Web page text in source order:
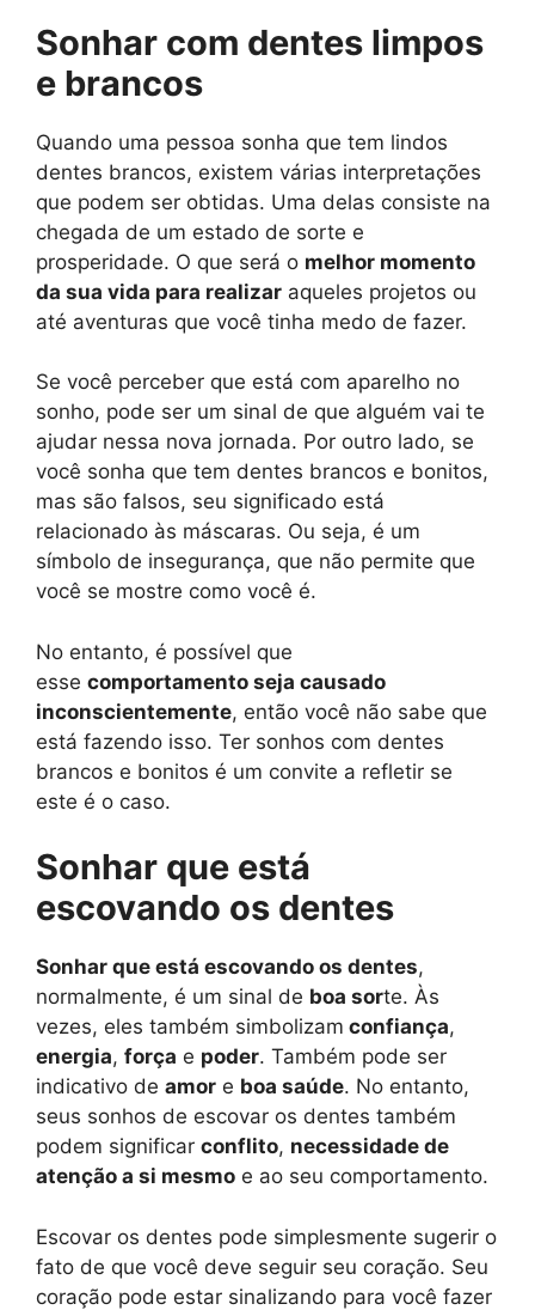
Sonhar com dentes limpos
e brancos
Quando uma pessoa sonha que tem lindos
dentes brancos, existem várias interpretações
que podem ser obtidas. Uma delas consiste na
chegada de um estado de sorte e
prosperidade. O que será o melhor momento
da sua vida para realizar aqueles projetos ou
até aventuras que você tinha medo de fazer.
Se você perceber que está com aparelho no
sonho, pode ser um sinal de que alguém vai te
ajudar nessa nova jornada. Por outro lado, se
você sonha que tem dentes brancos e bonitos,
mas são falsos, seu significado está
relacionado às máscaras. Ou seja, é um
símbolo de insegurança, que não permite que
você se mostre como você é.
No entanto, é possível que
esse comportamento seja causado
inconscientemente, então você não sabe que
está fazendo isso. Ter sonhos com dentes
brancos e bonitos é um convite a refletir se
este é o caso.
Sonhar que está
escovando os dentes
Sonhar que está escovando os dentes,
normalmente, é um sinal de boa sorte. Às
vezes, eles também simbolizam confiança,
energia, força e poder. Também pode ser
indicativo de amor e boa saúde. No entanto,
seus sonhos de escovar os dentes também
podem significar conflito, necessidade de
atenção a si mesmo e ao seu comportamento.
Escovar os dentes pode simplesmente sugerir o
fato de que você deve seguir seu coração. Seu
coração pode estar sinalizando para você fazer